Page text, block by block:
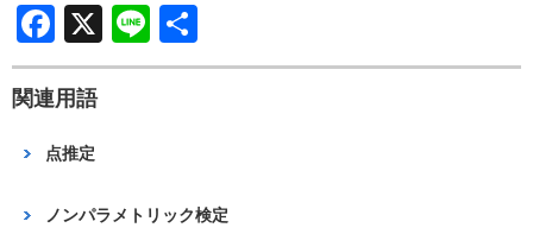
F
a
c
e
b
o
X
Li
n
有
関連用語
点推定
ノンパラメトリック検定